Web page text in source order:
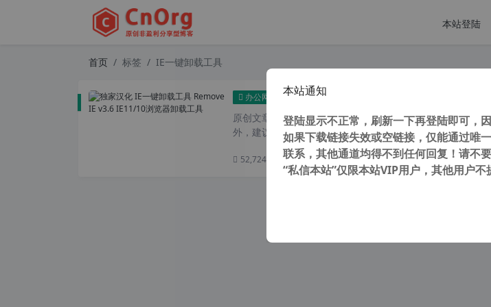
本站登陆
首页 标签 IE一键卸载工具
办公网络 独家汉化 IE一键卸载工具 RemoveIE v3.6 IE11/
原创文章，转载请注明： 转载自cnorg.12hp.de 注意：由于
外，建议避开晚上的访问高峰期...
52,724 次浏览次阅读
本站通知
登陆显示不正常，刷新一下再登陆即可，
如果下载链接失效或空链接，仅能通过唯
联系，其他通道均得不到任何回复！请不
“私信本站”仅限本站VIP用户，其他用户不